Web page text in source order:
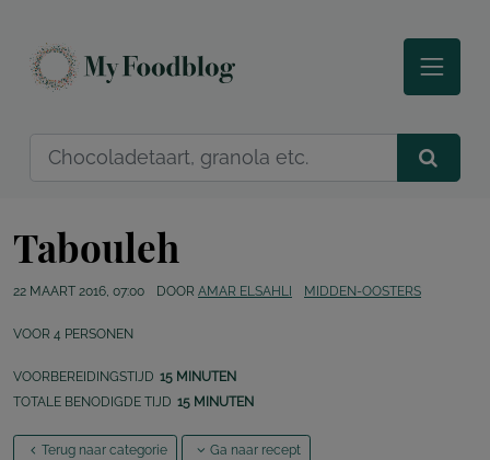
Tabouleh
22 MAART 2016, 07:00 DOOR AMAR ELSAHLI MIDDEN-OOSTERS
VOOR 4 PERSONEN
VOORBEREIDINGSTIJD 15 MINUTEN
TOTALE BENODIGDE TIJD 15 MINUTEN
Terug naar categorie Ga naar recept